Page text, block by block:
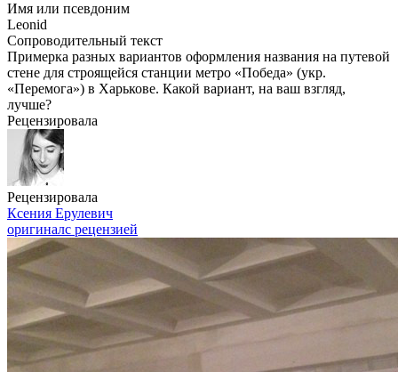
Имя или псевдоним
Leonid
Сопроводительный текст
Примерка разных вариантов оформления названия на путевой
стене для строящейся станции метро «Победа» (укр.
«Перемога») в Харькове. Какой вариант, на ваш взгляд,
лучше?
Рецензировала
Рецензировала
Ксения Ерулевич
оригиналс рецензией